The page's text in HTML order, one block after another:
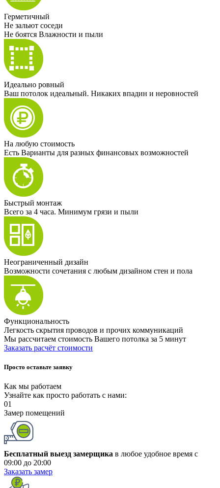
Герметичный
Не зальют соседи
Не боятся Влажности и пыли
Идеально ровный
Ваш потолок идеальный. Никаких впадин и неровностей
На любую стоимость
Есть Варианты для разных финансовых возможностей
Быстрый монтаж
Всего за 4 часа. Минимум грязи и пыли
Неограниченный дизайн
Возможности сочетания с любым дизайном стен и пола
Функциональность
Легкость скрытия проводов и прочих коммуникаций
Мы рассчитаем стоимость Вашего потолка за 5 минут
Заказать расчёт стоимости
Просто оставьте заявку
Как мы работаем
Узнайте как просто работать с нами:
01
Замер помещений
Бесплатный выезд замерщика в любое удобное время с
09:00 до 20:00
Заказать замер